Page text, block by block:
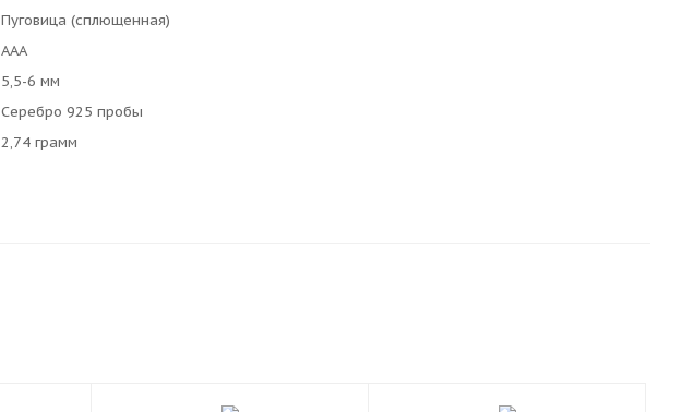
Пуговица (сплющенная)
AAA
5,5-6 мм
Серебро 925 пробы
2,74 грамм